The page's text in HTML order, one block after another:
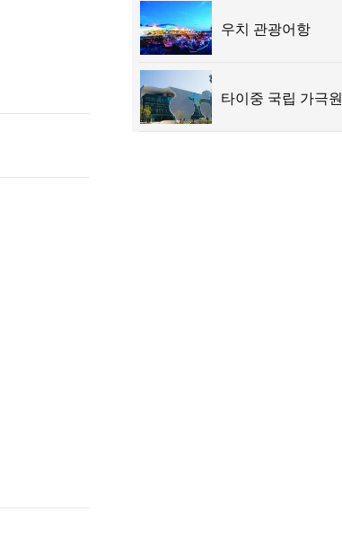
은 창업가
우치 관광어항
타이중 국립 가극원